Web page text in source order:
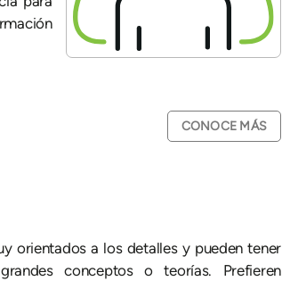
CONOCE MÁS
orientados a los detalles y pueden tener
conceptos o teorías. Prefieren